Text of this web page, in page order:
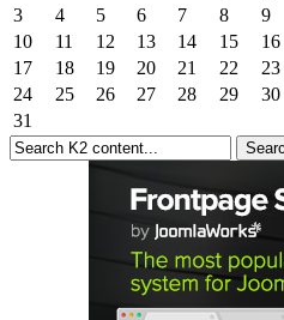
3
4 5 6 7 8
9
10
11 12 13 14 15
16
17
18 19 20 21 22
23
24
25 26 27 28 29
30
31